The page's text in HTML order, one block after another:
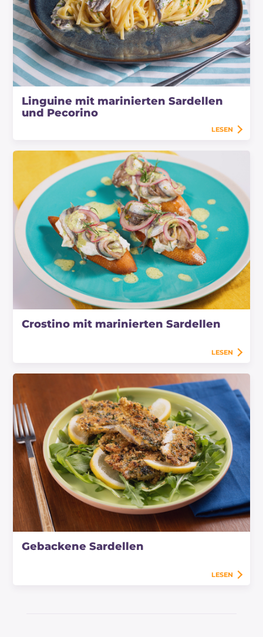
Linguine mit marinierten Sardellen
und Pecorino
LESEN
Crostino mit marinierten Sardellen
LESEN
Gebackene Sardellen
LESEN